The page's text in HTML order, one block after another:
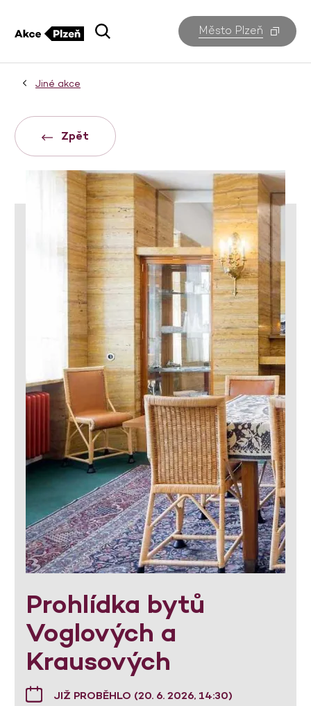
Město Plzeň
Jiné akce
Zpět
Prohlídka bytů
Voglových a
Krausových
JIŽ PROBĚHLO (20. 6. 2026, 14:30)